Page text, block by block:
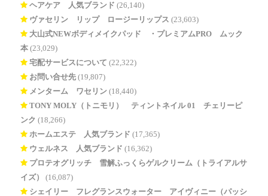
ヘアケア 人気ブランド (26,140)
ヴァセリン リップ ロージーリップス (23,603)
大山式NEWボディメイクパッド®・プレミアムPRO ムック
本 (23,029)
宅配サービスについて (22,322)
お問い合せ先 (19,807)
メンターム ワセリン (18,440)
TONY MOLY（トニモリ） ティントネイル 01 チェリーピ
ンク (18,266)
ホームエステ 人気ブランド (17,365)
ウェルネス 人気ブランド (16,362)
プロテオグリッチ 雪解ふっくらゲルクリーム（トライアルサ
イズ）
(16,087)
シェイリー フレグランスウォーター アイヴィニー（パッシ